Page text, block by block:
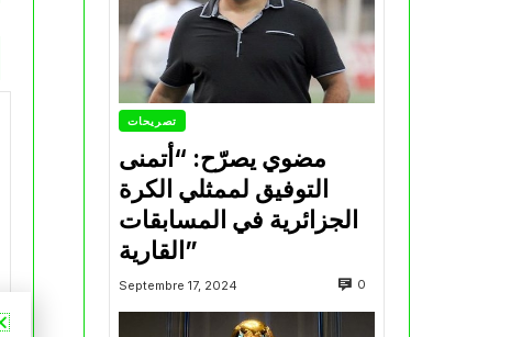
تصريحات
مضوي يصرّح: “أتمنى
التوفيق لممثلي الكرة
الجزائرية في المسابقات
القارية”
Septembre 17, 2024 0